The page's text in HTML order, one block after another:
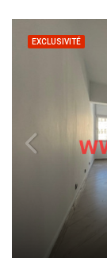
EXCLUSIVITÉ